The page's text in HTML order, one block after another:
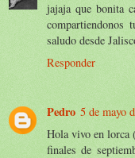
jajaja que bonita
compartiendonos
saludo desde
Responder
Pedro 5 de mayo
Hola vivo en lorca
finales de